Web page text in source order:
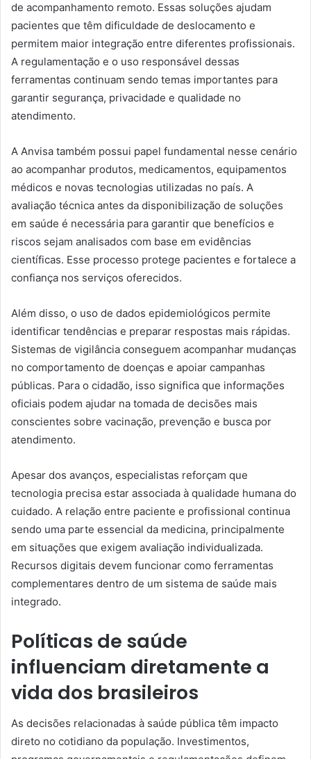
de acompanhamento remoto. Essas soluções ajudam
pacientes que têm dificuldade de deslocamento e
permitem maior integração entre diferentes profissionais.
A regulamentação e o uso responsável dessas
ferramentas continuam sendo temas importantes para
garantir segurança, privacidade e qualidade no
atendimento.
A Anvisa também possui papel fundamental nesse cenário
ao acompanhar produtos, medicamentos, equipamentos
médicos e novas tecnologias utilizadas no país. A
avaliação técnica antes da disponibilização de soluções
em saúde é necessária para garantir que benefícios e
riscos sejam analisados com base em evidências
científicas. Esse processo protege pacientes e fortalece a
confiança nos serviços oferecidos.
Além disso, o uso de dados epidemiológicos permite
identificar tendências e preparar respostas mais rápidas.
Sistemas de vigilância conseguem acompanhar mudanças
no comportamento de doenças e apoiar campanhas
públicas. Para o cidadão, isso significa que informações
oficiais podem ajudar na tomada de decisões mais
conscientes sobre vacinação, prevenção e busca por
atendimento.
Apesar dos avanços, especialistas reforçam que
tecnologia precisa estar associada à qualidade humana do
cuidado. A relação entre paciente e profissional continua
sendo uma parte essencial da medicina, principalmente
em situações que exigem avaliação individualizada.
Recursos digitais devem funcionar como ferramentas
complementares dentro de um sistema de saúde mais
integrado.
Políticas de saúde
influenciam diretamente a
vida dos brasileiros
As decisões relacionadas à saúde pública têm impacto
direto no cotidiano da população. Investimentos,